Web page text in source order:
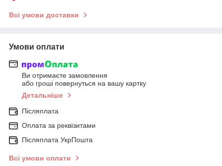
Всі умови доставки
Умови оплати
Ви отримаєте замовлення
або гроші повернуться на вашу картку
Детальніше
Післяплата
Оплата за реквізитами
Післяплата УкрПошта
Всі умови оплати